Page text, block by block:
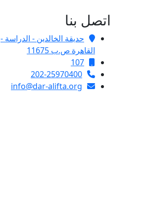
اتصل بنا
حديقة الخالدين - الدراسة -
القاهرة ص.ب 11675
107
202-25970400
info@dar-alifta.org